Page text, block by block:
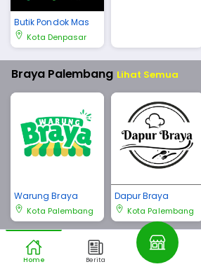
Butik Pondok Mas
Kota Denpasar
Braya Palembang Lihat Semua
Warung Braya
Kota Palembang
Dapur Braya
Kota Palembang
Braya Bali Lihat Semua
Home Berita